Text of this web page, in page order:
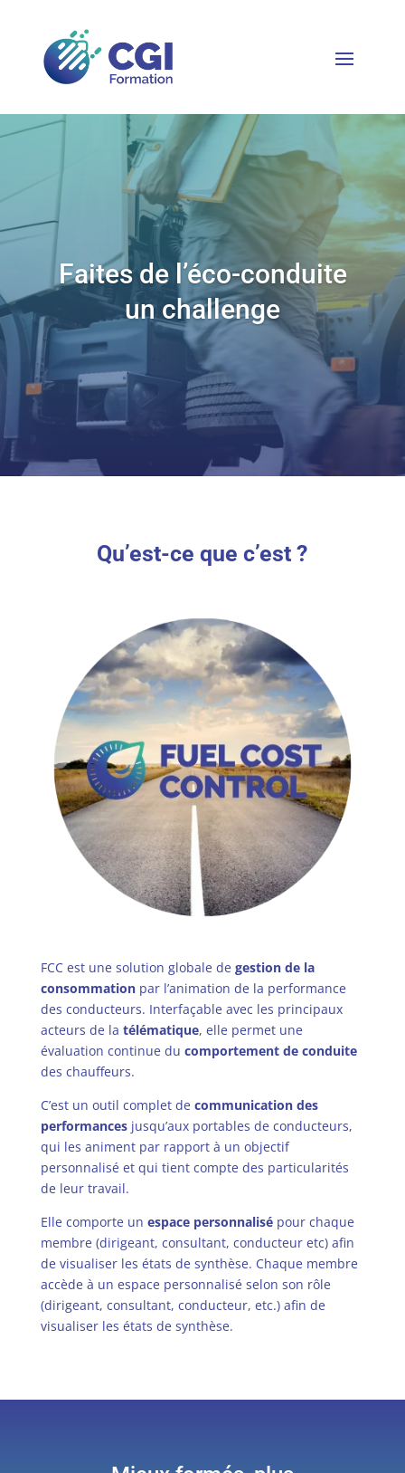
Faites de l’éco-conduite
un challenge
Qu’est-ce que c’est ?
FCC est une solution globale de gestion de la
consommationpar l’animation de la performance
des conducteurs. Interfaçable avec les principaux
acteurs de la télématique, elle permet une
évaluation continue du comportement de conduite
des chauffeurs.
C’est un outil complet de communication des
performancesjusqu’aux portables de conducteurs,
qui les animent par rapport à un objectif
personnalisé et qui tient compte des particularités
de leur travail.
Elle comporte un espace personnalisépour chaque
membre (dirigeant, consultant, conducteur etc) afin
de visualiser les états de synthèse. Chaque membre
accède à un espace personnalisé selon son rôle
(dirigeant, consultant, conducteur, etc.) afin de
visualiser les états de synthèse.